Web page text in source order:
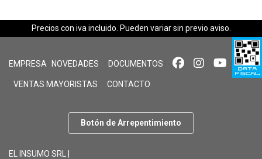
Precios con iva incluido. Pueden variar sin previo aviso.
EMPRESA NOVEDADES DOCUMENTOS
VENTAS MAYORISTAS CONTACTO
Botón de Arrepentimiento
EL INSUMO SRL |